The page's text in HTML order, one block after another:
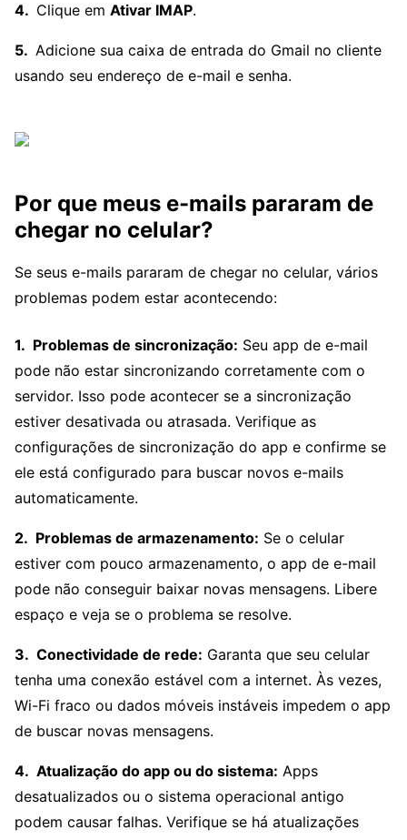
Clique em Ativar IMAP.
Adicione sua caixa de entrada do Gmail no cliente
usando seu endereço de e-mail e senha.
Por que meus e-mails pararam de
chegar no celular?
Se seus e-mails pararam de chegar no celular, vários
problemas podem estar acontecendo:
Problemas de sincronização: Seu app de e-mail
pode não estar sincronizando corretamente com o
servidor. Isso pode acontecer se a sincronização
estiver desativada ou atrasada. Verifique as
configurações de sincronização do app e confirme se
ele está configurado para buscar novos e-mails
automaticamente.
Problemas de armazenamento: Se o celular
estiver com pouco armazenamento, o app de e-mail
pode não conseguir baixar novas mensagens. Libere
espaço e veja se o problema se resolve.
Conectividade de rede: Garanta que seu celular
tenha uma conexão estável com a internet. Às vezes,
Wi-Fi fraco ou dados móveis instáveis impedem o app
de buscar novas mensagens.
Atualização do app ou do sistema: Apps
desatualizados ou o sistema operacional antigo
podem causar falhas. Verifique se há atualizações